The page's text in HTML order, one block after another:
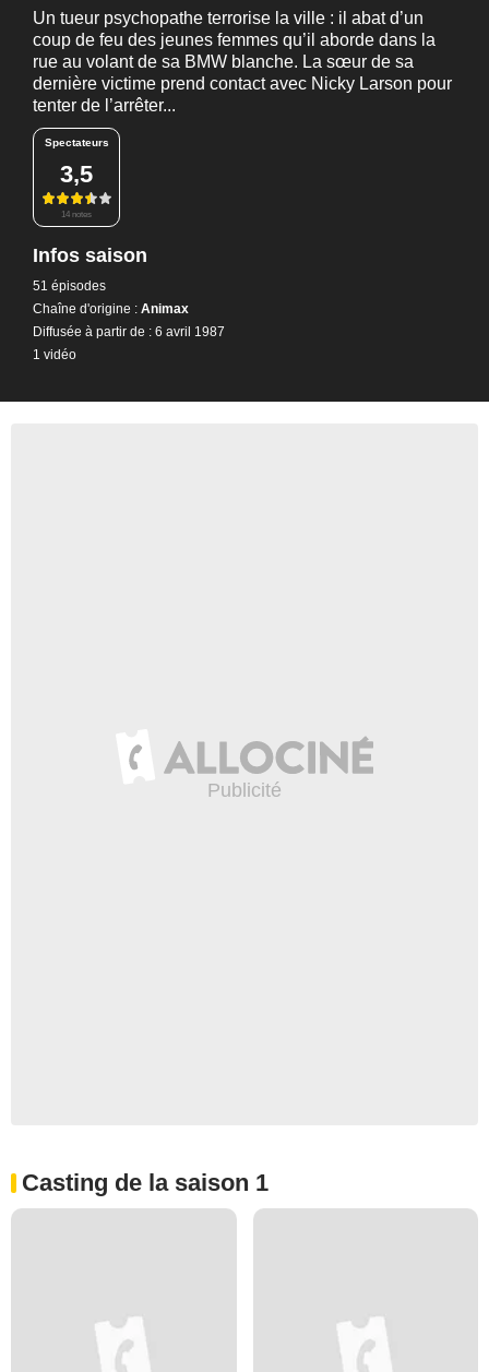
Un tueur psychopathe terrorise la ville : il abat d’un
coup de feu des jeunes femmes qu’il aborde dans la
rue au volant de sa BMW blanche. La sœur de sa
dernière victime prend contact avec Nicky Larson pour
tenter de l’arrêter...
Spectateurs
3,5
14 notes
Infos saison
51 épisodes
Chaîne d'origine : Animax
Diffusée à partir de : 6 avril 1987
1 vidéo
Casting de la saison 1